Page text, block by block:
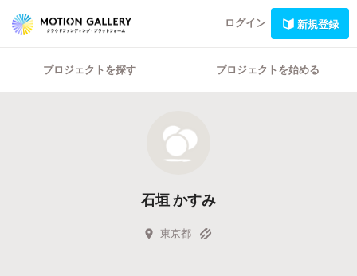
ログイン 新規登録
プロジェクトを探す プロジェクトを始める
石垣 かすみ
東京都